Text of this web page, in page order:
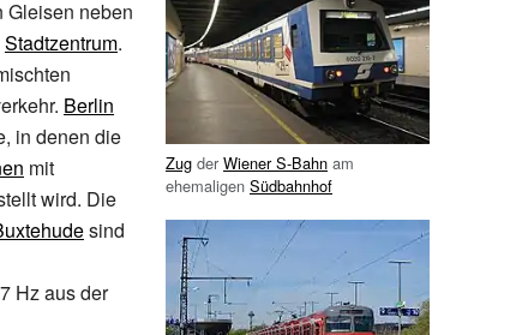
Zug der Wiener S-Bahn am
ehemaligen Südbahnhof
Gleisen neben
Stadtzentrum.
Berlin
in denen die
mit
wird. Die
sind
Hz aus der